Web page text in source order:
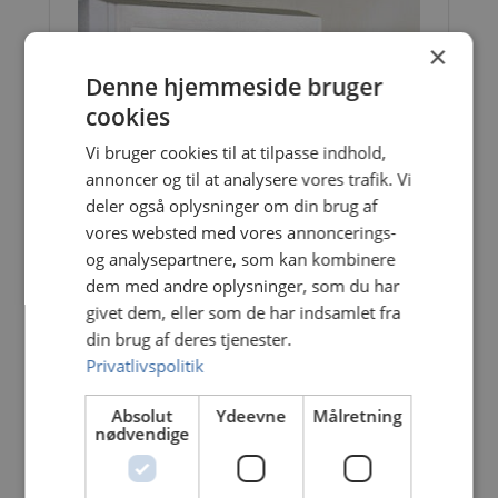
Alarmsystem erhverv
Rask El Service ApS er specialister i
alarmsystemer til private og erhverv.
Kontakt os i dag på 📞 54 60 60 55 eller på
✉️ info@rask-el.dk og vi kontakter dig
hurtigst muligt...
Læs mere
×
Denne hjemmeside bruger
cookies
Vi bruger cookies til at tilpasse indhold,
annoncer og til at analysere vores trafik. Vi
deler også oplysninger om din brug af
vores websted med vores annoncerings-
og analysepartnere, som kan kombinere
dem med andre oplysninger, som du har
givet dem, eller som de har indsamlet fra
din brug af deres tjenester.
Privatlivspolitik
Absolut
nødvendige
Ydeevne Målretning